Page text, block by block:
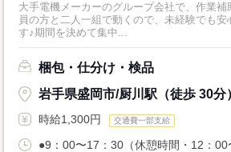
大手電機メーカーのグループ会社で、作業
員の方と二人一組で動くので、未経験でも安
す♪期間を決めて集中...
梱包・仕分け・検品
岩手県盛岡市/厨川駅（徒歩 30分
時給1,300円 交通費一部支給
●9：00〜17：30（休憩時間・12：00